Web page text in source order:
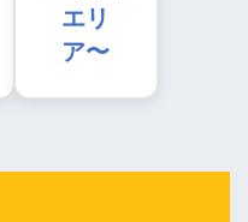
エリ
ア〜